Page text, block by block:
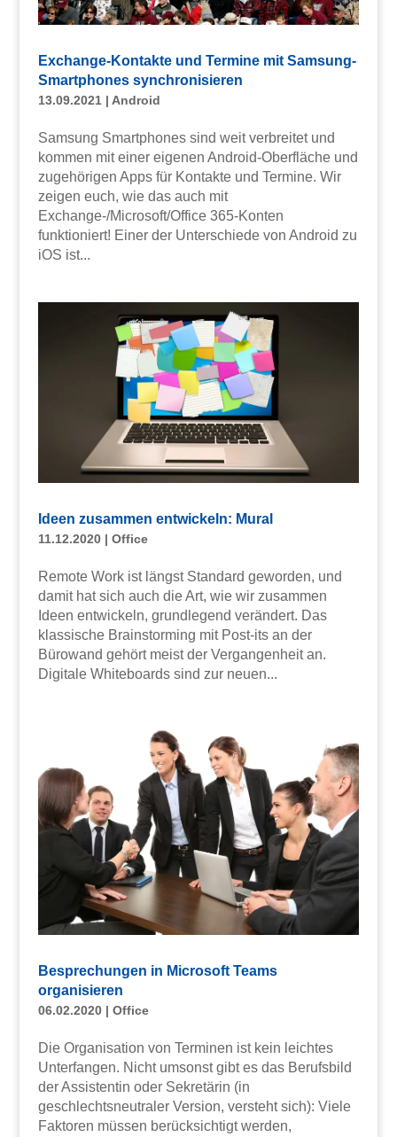
Exchange-Kontakte und Termine mit Samsung-
Smartphones synchronisieren
13.09.2021| Android
Samsung Smartphones sind weit verbreitet und
kommen mit einer eigenen Android-Oberfläche und
zugehörigen Apps für Kontakte und Termine. Wir
zeigen euch, wie das auch mit
Exchange-/Microsoft/Office 365-Konten
funktioniert! Einer der Unterschiede von Android zu
iOS ist...
Ideen zusammen entwickeln: Mural
11.12.2020| Office
Remote Work ist längst Standard geworden, und
damit hat sich auch die Art, wie wir zusammen
Ideen entwickeln, grundlegend verändert. Das
klassische Brainstorming mit Post-its an der
Bürowand gehört meist der Vergangenheit an.
Digitale Whiteboards sind zur neuen...
Besprechungen in Microsoft Teams
organisieren
06.02.2020| Office
Die Organisation von Terminen ist kein leichtes
Unterfangen. Nicht umsonst gibt es das Berufsbild
der Assistentin oder Sekretärin (in
geschlechtsneutraler Version, versteht sich): Viele
Faktoren müssen berücksichtigt werden,